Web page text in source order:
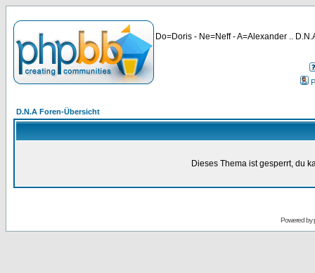
Do=Doris - Ne=Neff - A=Alexander ..
D.N.A Foren-Übersicht
Dieses Thema ist gesperrt, du
Powered by